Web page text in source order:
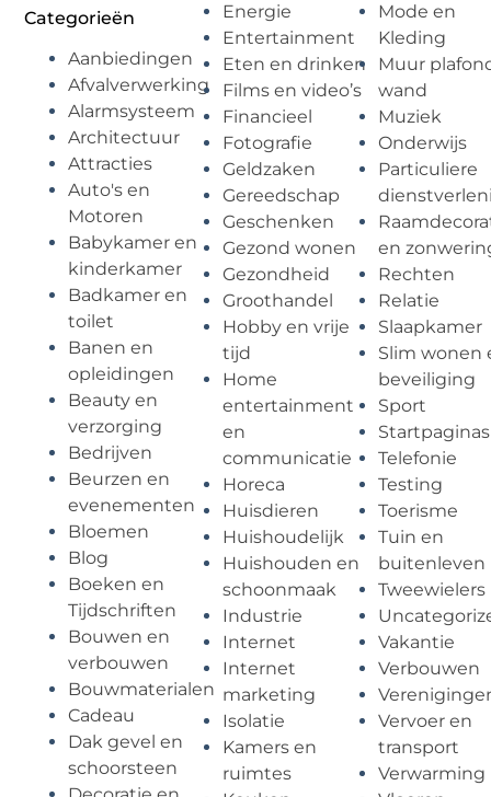
Categorieën
Aanbiedingen
Afvalverwerking
Alarmsysteem
Architectuur
Attracties
Auto's en
Motoren
Babykamer en
kinderkamer
Badkamer en
toilet
Banen en
opleidingen
Beauty en
verzorging
Bedrijven
Beurzen en
evenementen
Bloemen
Blog
Boeken en
Tijdschriften
Bouwen en
verbouwen
Bouwmaterialen
Cadeau
Dak gevel en
schoorsteen
Energie
Entertainment
Eten en drinken
Films en video’s
Financieel
Fotografie
Geldzaken
Gereedschap
Geschenken
Gezond wonen
Gezondheid
Groothandel
Hobby en vrije
tijd
Home
entertainment
en
communicatie
Horeca
Huisdieren
Huishoudelijk
Huishouden en
schoonmaak
Industrie
Internet
Internet
marketing
Isolatie
Kamers en
ruimtes
Mode en
Kleding
Muur
wand
Muziek
Onderwijs
Particuliere
en
Rechten
Relatie
Slaapkamer
Slim wonen
beveiliging
Sport
Startpaginas
Telefonie
Testing
Toerisme
Tuin en
buitenleven
Tweewielers
Vakantie
Verbouwen
Vervoer en
transport
Verwarming